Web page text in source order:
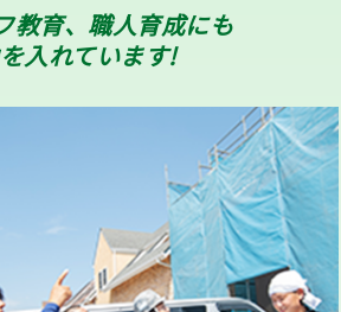
教育、職人育成にも
入れています!